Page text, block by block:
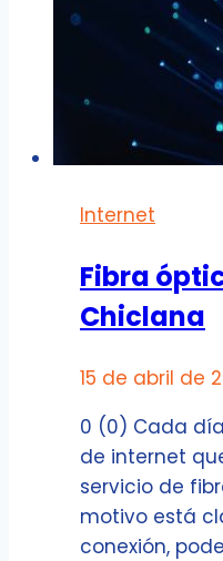
Internet
Fibra
Chiclana
15 de abril de
0 (0) Cada
de internet
servicio de
motivo está
conexión,